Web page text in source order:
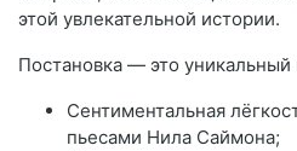
этой увлекательной истории.
Постановка — это уникальный
Сентиментальная
пьесами Нила Саймона;